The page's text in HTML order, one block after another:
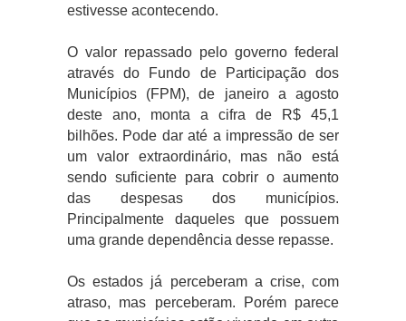
estivesse acontecendo.
O valor repassado pelo governo federal
através do Fundo de Participação dos
Municípios (FPM), de janeiro a agosto
deste ano, monta a cifra de R$ 45,1
bilhões. Pode dar até a impressão de ser
um valor extraordinário, mas não está
sendo suficiente para cobrir o aumento
das despesas dos municípios.
Principalmente daqueles que possuem
uma grande dependência desse repasse.
Os estados já perceberam a crise, com
atraso, mas perceberam. Porém parece